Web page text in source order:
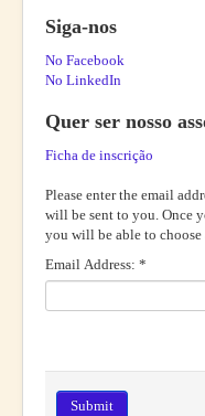
Siga-nos
No Facebook
No LinkedIn
Quer ser nosso
Ficha de inscrição
Please enter the email
will be sent to you. Once
you will be able to choose
Email Address: *
Submit